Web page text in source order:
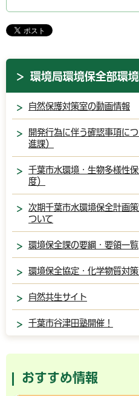
環境局環境保全部環
自然保護対策室の動画情報
開発行為に伴う確認事項に
進課）
千葉市水環境・生物多様
度）
次期千葉市水環境保全計画
ついて
環境保全課の要綱・要領一覧
環境保全協定・化学物質対
自然共生サイト
千葉市谷津田塾開催！
おすすめ情報